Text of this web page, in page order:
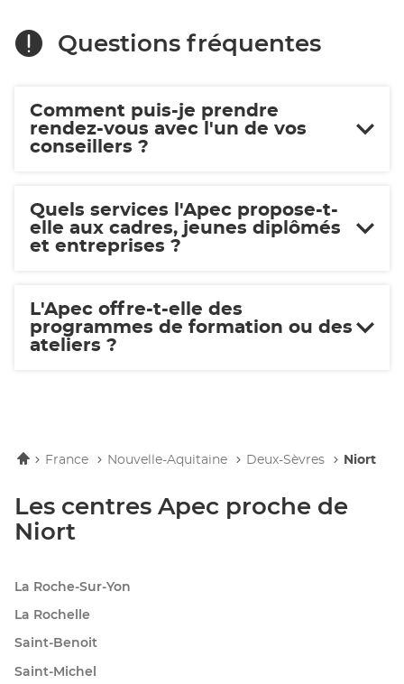
Questions fréquentes
Comment puis-je prendre
rendez-vous avec l'un de vos
conseillers ?
Quels services l'Apec propose-t-
elle aux cadres, jeunes diplômés
et entreprises ?
L'Apec offre-t-elle des
programmes de formation ou des
ateliers ?
AccueilFrance Nouvelle-Aquitaine Deux-Sèvres Niort
Les centres Apec proche de
Niort
La Roche-Sur-Yon
La Rochelle
Saint-Benoit
Saint-Michel